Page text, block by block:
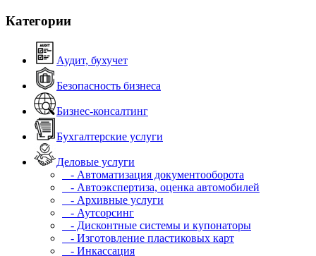
Категории
Аудит, бухучет
Безопасность бизнеса
Бизнес-консалтинг
Бухгалтерские услуги
Деловые услуги
- Автоматизация документооборота
- Автоэкспертиза, оценка автомобилей
- Архивные услуги
- Аутсорсинг
- Дисконтные системы и купонаторы
- Изготовление пластиковых карт
- Инкассация